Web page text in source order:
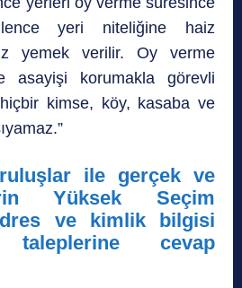
yeri niteliğine haiz
yemek verilir. Oy verme
asayişi korumakla görevli
kimse, köy, kasaba ve
ile gerçek ve
Yüksek Seçim
ve kimlik bilgisi
taleplerine cevap